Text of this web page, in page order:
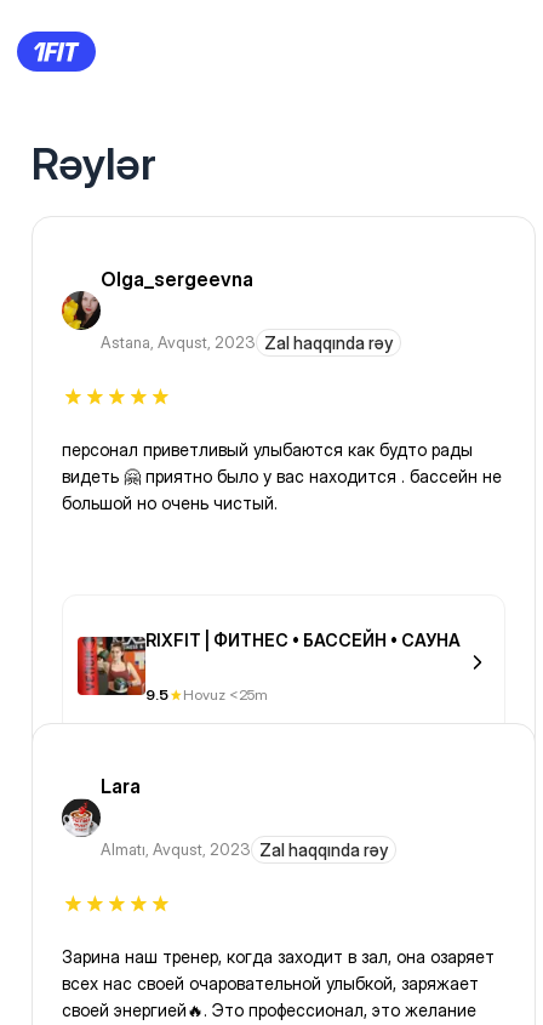
Rəylər
Olga_sergeevna
Astana, Avqust, 2023 Zal haqqında rəy
персонал приветливый улыбаются как будто рады
видеть 🤗 приятно было у вас находится . бассейн не
большой но очень чистый.
RIXFIT | ФИТНЕС • БАССЕЙН • САУНА
9.5 Hovuz <25m
Lara
Almatı, Avqust, 2023 Zal haqqında rəy
Зарина наш тренер, когда заходит в зал, она озаряет
всех нас своей очаровательной улыбкой, заряжает
своей энергией🔥. Это профессионал, это желание